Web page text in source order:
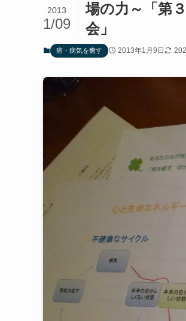
場の力～「第
会」
2013
1/09
癌・病気を癒す 2013年1月9日